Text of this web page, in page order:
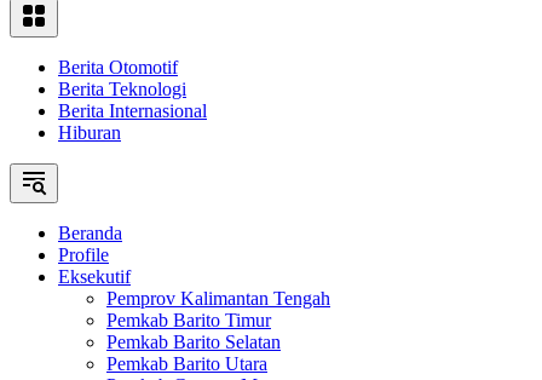
Berita Otomotif
Berita Teknologi
Berita Internasional
Hiburan
Beranda
Profile
Eksekutif
Pemprov Kalimantan Tengah
Pemkab Barito Timur
Pemkab Barito Selatan
Pemkab Barito Utara